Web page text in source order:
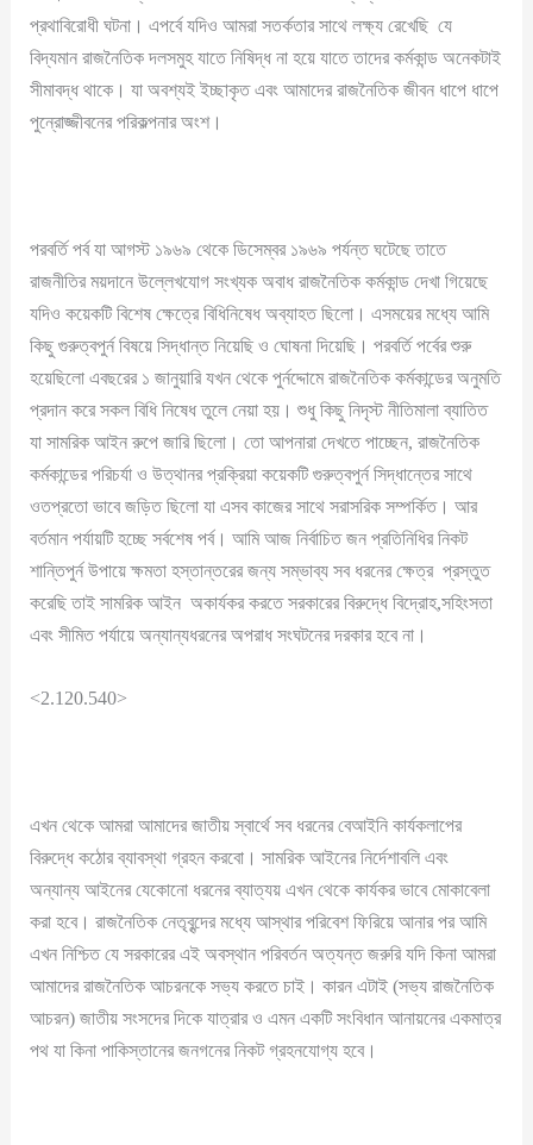
প্রথাবিরোধী ঘটনা। এপর্বে যদিও আমরা সতর্কতার সাথে লক্ষ্য রেখেছি যে
বিদ্যমান রাজনৈতিক দলসমুহ যাতে নিষিদ্ধ না হয়ে যাতে তাদের কর্মকান্ড অনেকটাই
সীমাবদ্ধ থাকে। যা অবশ্যই ইচ্ছাকৃত এবং আমাদের রাজনৈতিক জীবন ধাপে ধাপে
পুন্রোজ্জীবনের পরিকল্পনার অংশ।
পরবর্তি পর্ব যা আগস্ট ১৯৬৯ থেকে ডিসেম্বর ১৯৬৯ পর্যন্ত ঘটেছে তাতে
রাজনীতির ময়দানে উল্লেখযোগ সংখ্যক অবাধ রাজনৈতিক কর্মকান্ড দেখা গিয়েছে
যদিও কয়েকটি বিশেষ ক্ষেত্রে বিধিনিষেধ অব্যাহত ছিলো। এসময়ের মধ্যে আমি
কিছু গুরুত্বপুর্ন বিষয়ে সিদ্ধান্ত নিয়েছি ও ঘোষনা দিয়েছি। পরবর্তি পর্বের শুরু
হয়েছিলো এবছরের ১ জানুয়ারি যখন থেকে পুর্নদ্দোমে রাজনৈতিক কর্মকান্ডের অনুমতি
প্রদান করে সকল বিধি নিষেধ তুলে নেয়া হয়। শুধু কিছু নিদৃস্ট নীতিমালা ব্যাতিত
যা সামরিক আইন রুপে জারি ছিলো। তো আপনারা দেখতে পাচ্ছেন, রাজনৈতিক
কর্মকান্ডের পরিচর্যা ও উত্থানর প্রক্রিয়া কয়েকটি গুরুত্বপুর্ন সিদ্ধান্তের সাথে
ওতপ্রতো ভাবে জড়িত ছিলো যা এসব কাজের সাথে সরাসরিক সম্পর্কিত। আর
বর্তমান পর্যায়টি হচ্ছে সর্বশেষ পর্ব। আমি আজ নির্বাচিত জন প্রতিনিধির নিকট
শান্তিপুর্ন উপায়ে ক্ষমতা হস্তান্তরের জন্য সম্ভাব্য সব ধরনের ক্ষেত্র প্রস্তুত
করেছি তাই সামরিক আইন অকার্যকর করতে সরকারের বিরুদ্ধে বিদ্রোহ,সহিংসতা
এবং সীমিত পর্যায়ে অন্যান্যধরনের অপরাধ সংঘটনের দরকার হবে না।
<2.120.540>
এখন থেকে আমরা আমাদের জাতীয় স্বার্থে সব ধরনের বেআইনি কার্যকলাপের
বিরুদ্ধে কঠোর ব্যাবস্থা গ্রহন করবো। সামরিক আইনের নির্দেশাবলি এবং
অন্যান্য আইনের যেকোনো ধরনের ব্যাত্যয় এখন থেকে কার্যকর ভাবে মোকাবেলা
করা হবে। রাজনৈতিক নেতৃবৃন্দের মধ্যে আস্থার পরিবেশ ফিরিয়ে আনার পর আমি
এখন নিশ্চিত যে সরকারের এই অবস্থান পরিবর্তন অত্যন্ত জরুরি যদি কিনা আমরা
আমাদের রাজনৈতিক আচরনকে সভ্য করতে চাই। কারন এটাই (সভ্য রাজনৈতিক
আচরন) জাতীয় সংসদের দিকে যাত্রার ও এমন একটি সংবিধান আনায়নের একমাত্র
পথ যা কিনা পাকিস্তানের জনগনের নিকট গ্রহনযোগ্য হবে।